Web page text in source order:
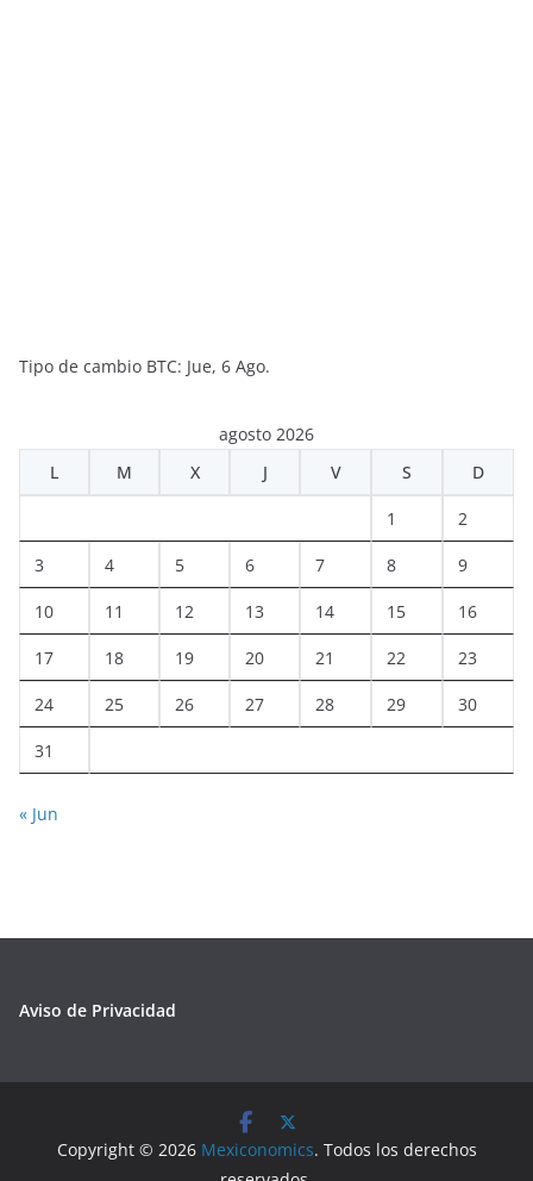
Tipo de cambio BTC: Jue, 6 Ago.
agosto 2026
L
M X J V S D
1 2
3 4 5 6 7 8 9
10 11 12 13 14 15 16
17 18 19 20 21 22 23
24 25 26 27 28 29 30
31
« Jun
Aviso de Privacidad
Copyright © 2026 Mexiconomics. Todos los derechos